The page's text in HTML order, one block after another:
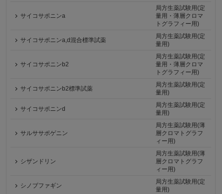
サイコサポニンa
局方生薬試験用(定
量用・薄層クロマ
トグラフィー用)
サイコサポニンa,d混合標準試薬
局方生薬試験用(定
量用)
サイコサポニンb2
局方生薬試験用(定
量用・薄層クロマ
トグラフィー用)
サイコサポニンb2標準試薬
局方生薬試験用(定
量用)
サイコサポニンd
局方生薬試験用(定
量用)
サルササポゲニン
局方生薬試験用(薄
層クロマトグラフ
ィー用)
シザンドリン
局方生薬試験用(薄
層クロマトグラフ
ィー用)
シノブファギン
局方生薬試験用(定
量用)